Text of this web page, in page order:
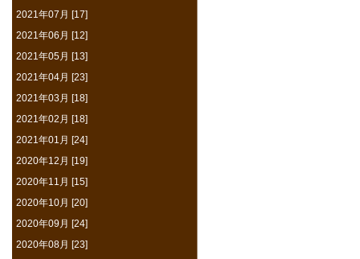
2021年07月 [17]
2021年06月 [12]
2021年05月 [13]
2021年04月 [23]
2021年03月 [18]
2021年02月 [18]
2021年01月 [24]
2020年12月 [19]
2020年11月 [15]
2020年10月 [20]
2020年09月 [24]
2020年08月 [23]